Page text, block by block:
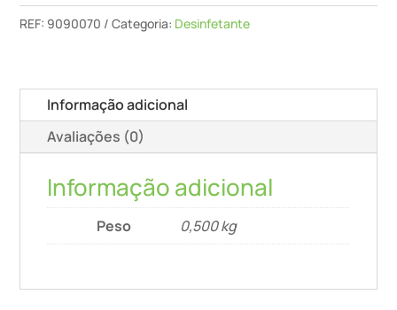
De
Fungos
-
REF: 9090070 Categoria: Desinfetante
Informação adicional
Avaliações (0)
Informação adicional
Peso 0,500 kg